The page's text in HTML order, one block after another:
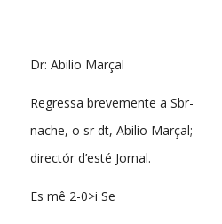
Dr: Abilio Marçal
Regressa brevemente a Sbr-
nache, o sr dt, Abilio Marçal;
directór d’esté Jornal.
Es mê 2-0>i Se